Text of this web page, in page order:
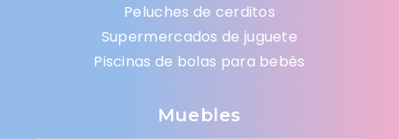
Peluches de cerditos
Supermercados de juguete
Piscinas de bolas para bebés
Muebles